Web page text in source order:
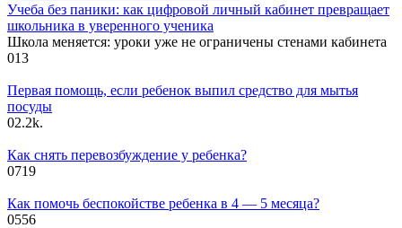
Учеба без паники: как цифровой личный кабинет превращает
школьника в уверенного ученика
Школа меняется: уроки уже не ограничены стенами кабинета
013
Первая помощь, если ребенок выпил средство для мытья
посуды
02.2k.
Как снять перевозбуждение у ребенка?
0719
Как помочь беспокойстве ребенка в 4 — 5 месяца?
0556